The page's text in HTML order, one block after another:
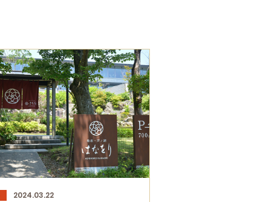
2024.03.22